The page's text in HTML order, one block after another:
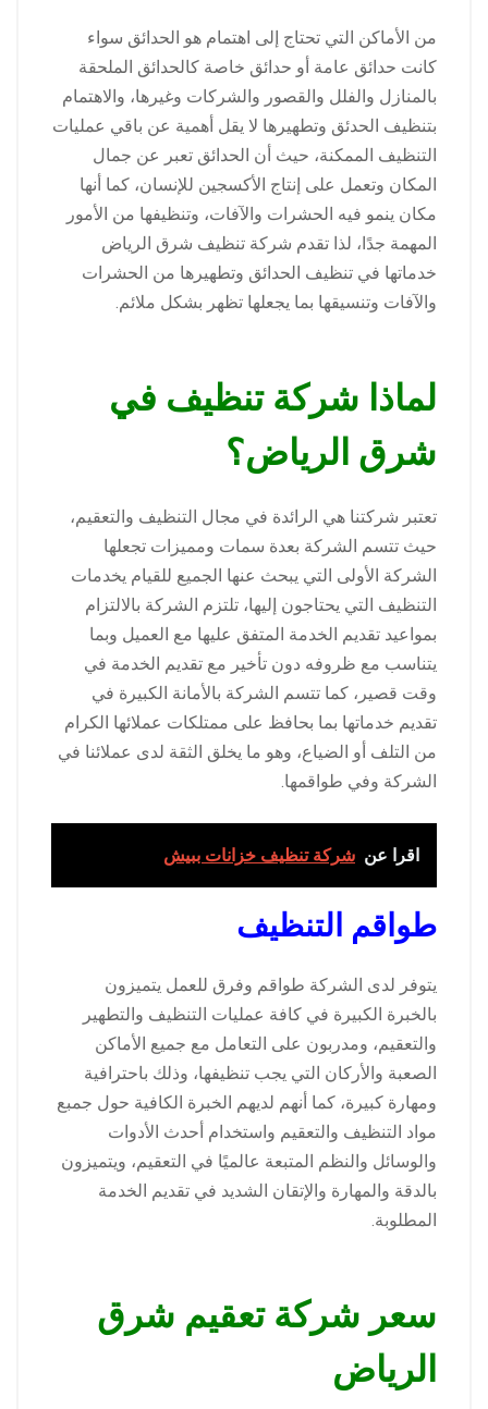
من الأماكن التي تحتاج إلى اهتمام هو الحدائق سواء
كانت حدائق عامة أو حدائق خاصة كالحدائق الملحقة
بالمنازل والفلل والقصور والشركات وغيرها، والاهتمام
بتنظيف الحدئق وتطهيرها لا يقل أهمية عن باقي عمليات
التنظيف الممكنة، حيث أن الحدائق تعبر عن جمال
المكان وتعمل على إنتاج الأكسجين للإنسان، كما أنها
مكان ينمو فيه الحشرات والآفات، وتنظيفها من الأمور
المهمة جدًا، لذا تقدم شركة تنظيف شرق الرياض
خدماتها في تنظيف الحدائق وتطهيرها من الحشرات
والآفات وتنسيقها بما يجعلها تظهر بشكل ملائم.
لماذا شركة تنظيف في
شرق الرياض؟
تعتبر شركتنا هي الرائدة في مجال التنظيف والتعقيم،
حيث تتسم الشركة بعدة سمات ومميزات تجعلها
الشركة الأولى التي يبحث عنها الجميع للقيام يخدمات
التنظيف التي يحتاجون إليها، تلتزم الشركة بالالتزام
بمواعيد تقديم الخدمة المتفق عليها مع العميل وبما
يتناسب مع ظروفه دون تأخير مع تقديم الخدمة في
وقت قصير، كما تتسم الشركة بالأمانة الكبيرة في
تقديم خدماتها بما بحافظ على ممتلكات عملائها الكرام
من التلف أو الضياع، وهو ما يخلق الثقة لدى عملائنا في
الشركة وفي طواقمها.
اقرا عن شركة تنظيف خزانات ببيش
طواقم التنظيف
يتوفر لدى الشركة طواقم وفرق للعمل يتميزون
بالخبرة الكبيرة في كافة عمليات التنظيف والتطهير
والتعقيم، ومدربون على التعامل مع جميع الأماكن
الصعبة والأركان التي يجب تنظيفها، وذلك باحترافية
ومهارة كبيرة، كما أنهم لديهم الخبرة الكافية حول جمبع
مواد التنظيف والتعقيم واستخدام أحدث الأدوات
والوسائل والنظم المتبعة عالميًا في التعقيم، ويتميزون
بالدقة والمهارة والإتقان الشديد في تقديم الخدمة
المطلوبة.
سعر شركة تعقيم شرق
الرياض